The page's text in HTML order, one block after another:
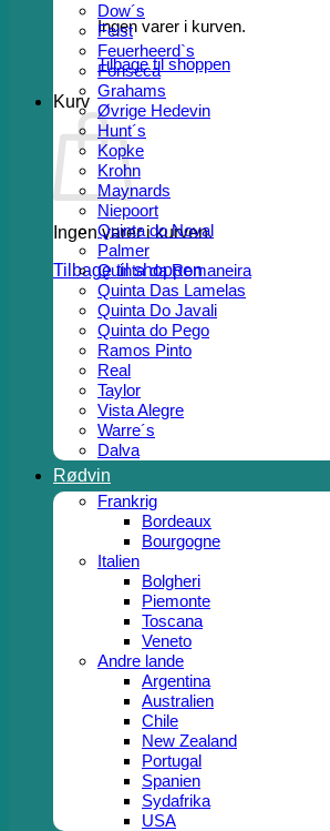
Ingen varer i kurven.
Tilbage til shoppen
Kurv
Ingen varer i kurven.
Tilbage til shoppen
Dow´s
Feist
Feuerheerd`s
Fonseca
Grahams
Øvrige Hedevin
Hunt´s
Kopke
Krohn
Maynards
Niepoort
Quinta do Noval
Palmer
Quinta da Romaneira
Quinta Das Lamelas
Quinta Do Javali
Quinta do Pego
Ramos Pinto
Real
Taylor
Vista Alegre
Warre´s
Dalva
Rødvin
Frankrig
Bordeaux
Bourgogne
Italien
Bolgheri
Piemonte
Toscana
Veneto
Andre lande
Argentina
Australien
Chile
New Zealand
Portugal
Spanien
Sydafrika
USA